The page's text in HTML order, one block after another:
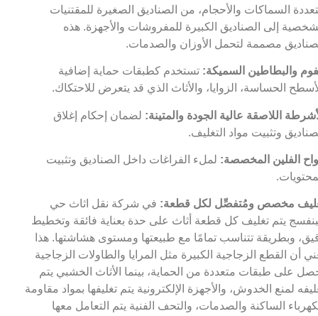
السماكات والأحجام، من الصناديق الصغيرة للمقتنيات
إلى الصناديق الكبيرة للمفروشات والأجهزة. هذه
مصممة لتحمل الأوزان والصدمات.
والبطاطين السميكة: تستخدم كطبقات حماية إضافية
الحساسة، الزوايا، والأثاث الذي قد يتعرض للاحتكاك.
اللاصقة عالية الجودة والمتينة: لضمان إحكام إغلاق
وتثبيت مواد التغليف.
الفلين المخصصة: لملء الفراغات داخل الصناديق وتثبيت
مخصص ومُتفصِّل لكل قطعة: في شركة نقل اثاث حي
يتم تغليف كل قطعة أثاث على حدة بعناية فائقة وتخطيط
وبطريقة تتناسب تمامًا مع طبيعتها ومستوى هشاشتها. هذا
أن القطع الزجاجية الكبيرة مثل المرايا والطاولات الزجاجية
على طبقات متعددة من الحماية، بينما الأثاث الخشبي يتم
لمنع الخدوش، والأجهزة الإلكترونية يتم تغليفها بمواد مقاومة
الساكنة والصدمات، والتحف الفنية يتم التعامل معها